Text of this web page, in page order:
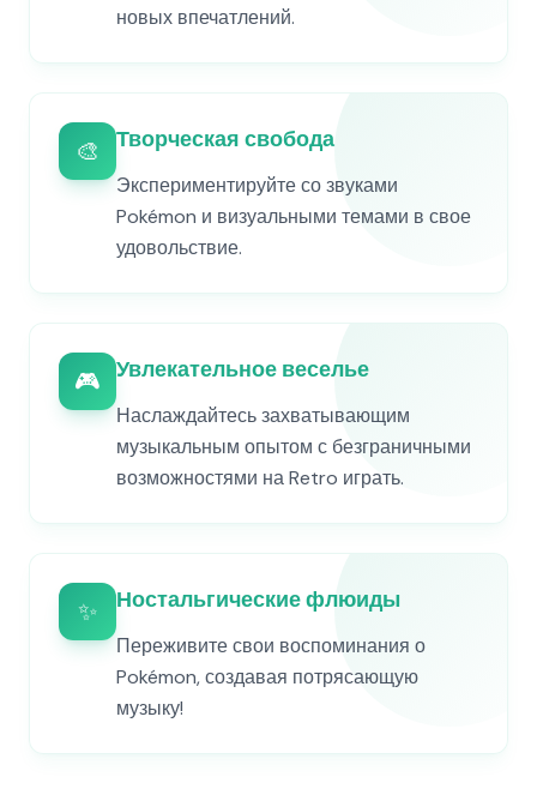
новых впечатлений.
🎨 Творческая свобода
Экспериментируйте со звуками
Pokémon и визуальными темами в свое
удовольствие.
🎮 Увлекательное веселье
Наслаждайтесь захватывающим
музыкальным опытом с безграничными
возможностями на Retro играть.
✨ Ностальгические флюиды
Переживите свои воспоминания о
Pokémon, создавая потрясающую
музыку!